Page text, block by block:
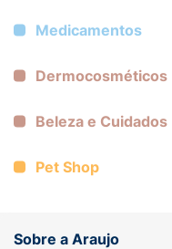
Medicamentos
Dermocosméticos
Beleza e Cuidados
Pet Shop
Sobre a Araujo